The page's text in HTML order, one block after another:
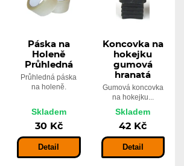
Páska na
Holeně
Průhledná
Průhledná páska
na holeně.
Skladem
30 Kč
Detail
Koncovka na
hokejku
gumová
hranatá
Gumová koncovka
na hokejku...
Skladem
42 Kč
Detail